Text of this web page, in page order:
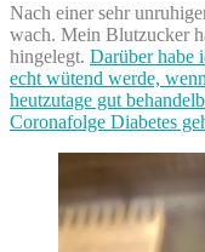
Nach einer sehr
wach. Mein Blutzucker
hingelegt. Darüber habe
echt wütend werde,
heutzutage gut
Coronafolge Diabetes